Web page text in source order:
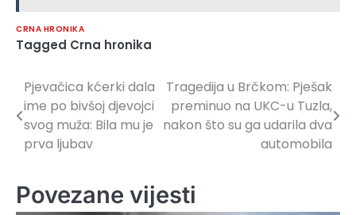
CRNA HRONIKA
Tagged Crna hronika
Navigacija
članaka
Pjevačica kćerki dala
ime po bivšoj djevojci
svog muža: Bila mu je
prva ljubav
Tragedija u Brčkom: Pješak
preminuo na UKC-u Tuzla,
nakon što su ga udarila dva
automobila
Povezane vijesti